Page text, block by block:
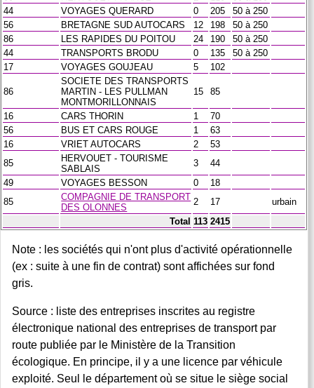
44
VOYAGES QUERARD 0 205
50 à 250
56
BRETAGNE SUD AUTOCARS 12 198
50 à 250
86
LES RAPIDES DU POITOU 24 190
50 à 250
44
TRANSPORTS BRODU 0 135
50 à 250
17
VOYAGES GOUJEAU 5 102
86
SOCIETE DES TRANSPORTS
MARTIN - LES PULLMAN
MONTMORILLONNAIS
15 85
16 CARS THORIN 1
70
56
BUS ET CARS ROUGE 1
63
16
VRIET AUTOCARS 2
53
85
HERVOUET - TOURISME
SABLAIS
3
44
49
VOYAGES BESSON 0
18
85
COMPAGNIE DE TRANSPORT
DES OLONNES
2 17
urbain
Total 113 2415
Note : les sociétés qui n'ont plus d'activité opérationnelle
(ex : suite à une fin de contrat) sont affichées sur fond
gris.
Source : liste des entreprises inscrites au registre
électronique national des entreprises de transport par
route publiée par le Ministère de la Transition
écologique. En principe, il y a une licence par véhicule
exploité. Seul le département où se situe le siège social